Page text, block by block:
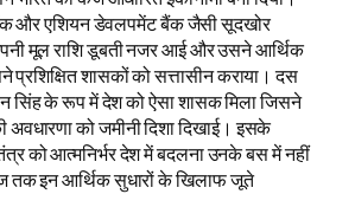
बैंक और एशियन डेवलपमेंट बैंक जैसी सूदखोर
मूल राशि डूबती नजर आई और उसने आर्थिक
प्रशिक्षित शासकों को सत्तासीन कराया। दस
सिंह के रूप में देश को ऐसा शासक मिला जिसने
अवधारणा को जमीनी दिशा दिखाई। इसके
को आत्मनिर्भर देश में बदलना उनके बस में नहीं
तक इन आर्थिक सुधारों के खिलाफ जूते